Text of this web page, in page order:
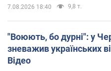
7.08.2026 18:40 9,8 т.
"Воюють, бо дурні": у
зневажив українських
Відео